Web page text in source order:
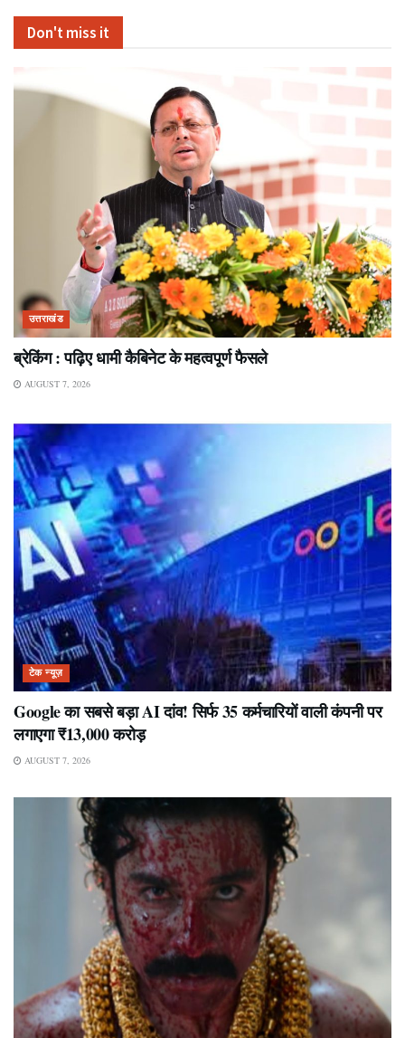
Don't miss it
उत्तराखंड
ब्रेकिंग : पढ़िए धामी कैबिनेट के महत्वपूर्ण फैसले
AUGUST 7, 2026
टेक न्यूज़
Google का सबसे बड़ा AI दांव! सिर्फ 35 कर्मचारियों वाली कंपनी पर
लगाएगा ₹13,000 करोड़
AUGUST 7, 2026